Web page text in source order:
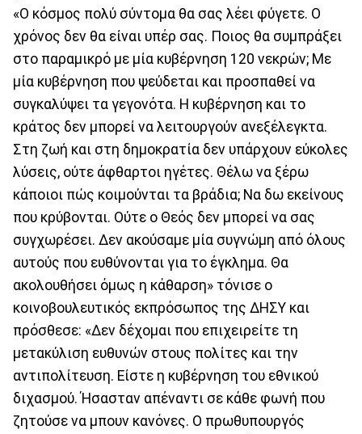
«Ο κόσμος πολύ σύντομα θα σας λέει φύγετε. Ο
χρόνος δεν θα είναι υπέρ σας. Ποιος θα συμπράξει
στο παραμικρό με μία κυβέρνηση 120 νεκρών; Με
μία κυβέρνηση που ψεύδεται και προσπαθεί να
συγκαλύψει τα γεγονότα. Η κυβέρνηση και το
κράτος δεν μπορεί να λειτουργούν ανεξέλεγκτα.
Στη ζωή και στη δημοκρατία δεν υπάρχουν εύκολες
λύσεις, ούτε άφθαρτοι ηγέτες. Θέλω να ξέρω
κάποιοι πώς κοιμούνται τα βράδια; Να δω εκείνους
που κρύβονται. Ούτε ο Θεός δεν μπορεί να σας
συγχωρέσει. Δεν ακούσαμε μία συγνώμη από όλους
αυτούς που ευθύνονται για το έγκλημα. Θα
ακολουθήσει όμως η κάθαρση» τόνισε ο
κοινοβουλευτικός εκπρόσωπος της ΔΗΣΥ και
πρόσθεσε: «Δεν δέχομαι που επιχειρείτε τη
μετακύλιση ευθυνών στους πολίτες και την
αντιπολίτευση. Είστε η κυβέρνηση του εθνικού
διχασμού. Ήσασταν απέναντι σε κάθε φωνή που
ζητούσε να μπουν κανόνες. Ο πρωθυπουργός